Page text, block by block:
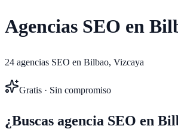
Agencias SEO en
24 agencias SEO en Bilbao, Vizcaya
Gratis · Sin compromiso
¿Buscas agencia SEO en